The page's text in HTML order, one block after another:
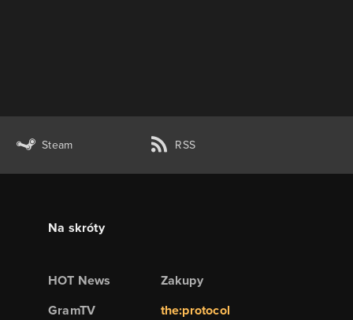
Steam RSS
Na skróty
HOT News
GramTV
Zakupy
the:protocol